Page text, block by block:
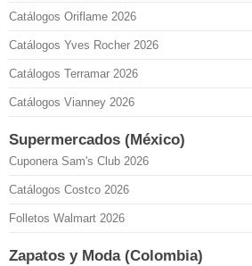
Catálogos Oriflame 2026
Catálogos Yves Rocher 2026
Catálogos Terramar 2026
Catálogos Vianney 2026
Supermercados (México)
Cuponera Sam's Club 2026
Catálogos Costco 2026
Folletos Walmart 2026
Zapatos y Moda (Colombia)